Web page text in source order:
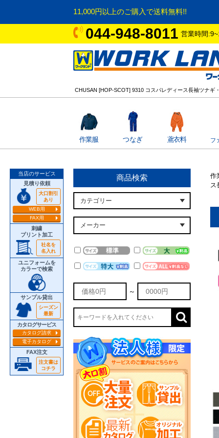
11,000円以上のご購入で送料無料!!
044-948-8011 営業時間
CHUSAN [HOP-SCOT] 9310 コスパレディース長袖ツナギ
作業服 つなぎ 鳶衣料 フ
当店のサービス
見積り依頼
大口割引
あり
WEB用
FAX用
刺繍
プリント加工
社名を
名入れ
ユニフォームを
カラーで検索
サンプル貸出
シーズン
最新
カタログサービス
カタログ請求
電子カタログ
FAX注文
注文書は
コチラ
商品検索
～
作
ス